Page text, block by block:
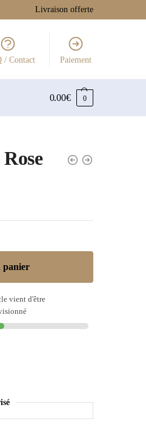
Livraison offerte
/ Contact Paiement
0.00€ 0
panier
vient d'être